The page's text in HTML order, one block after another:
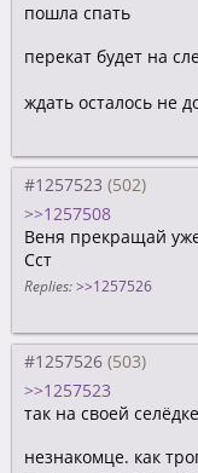
пошла спать
перекат будет на
ждать осталось не
#1257523
>>1257508
Веня прекращай
Сст
Replies: >>1257526
#1257526
>>1257523
так на своей
незнакомце. как